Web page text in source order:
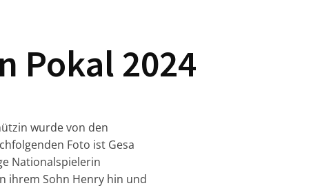
Pokal 2024
wurde von den
Foto ist Gesa
Nationalspielerin
ihrem Sohn Henry hin und